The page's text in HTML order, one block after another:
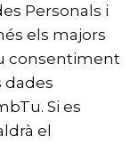
Personals i
els majors
consentiment
dades
Si es
el